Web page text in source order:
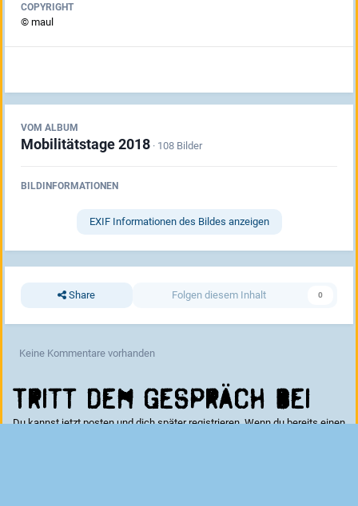
COPYRIGHT
© maul
VOM ALBUM
Mobilitätstage 2018 · 108 Bilder
BILDINFORMATIONEN
EXIF Informationen des Bildes anzeigen
Share Folgen diesem Inhalt 0
Keine Kommentare vorhanden
Tritt dem Gespräch bei
Du kannst jetzt posten und dich später registrieren. Wenn du bereits einen